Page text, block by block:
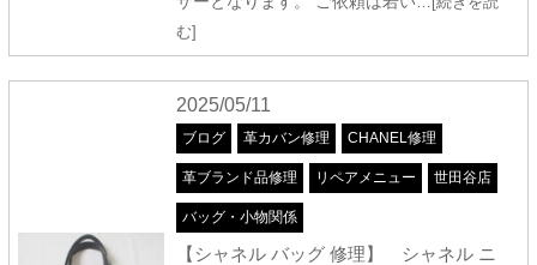
む]
2025/05/11
ブログ 革カバン修理 CHANEL修理
革ブランド品修理 リペアメニュー 世田谷店
バッグ・小物関係
【シャネル バッグ 修理】 シャネル ニ